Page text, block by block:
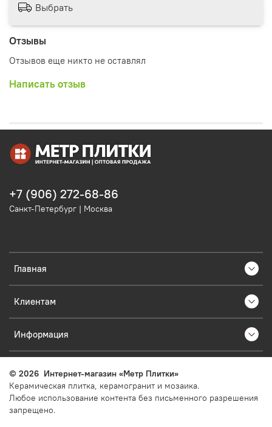
Отзывы
Отзывов еще никто не оставлял
Написать отзыв
Выбрать
Главная
Клиентам
Информация
+7 (906) 272-68-86
Санкт-Петербург | Москва
© 2026 Интернет-магазин «Метр Плитки»
Керамическая плитка, керамогранит и мозаика.
Любое использование контента без письменного разрешения
запрещено.